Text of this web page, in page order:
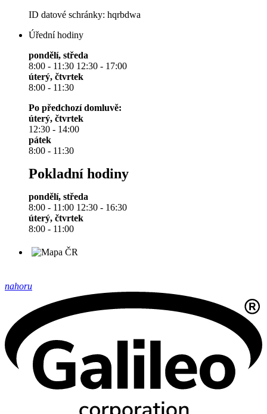
ID datové schránky: hqrbdwa
Úřední hodiny
pondělí, středa
8:00 - 11:30 12:30 - 17:00
úterý, čtvrtek
8:00 - 11:30
Po předchozí domluvě:
úterý, čtvrtek
12:30 - 14:00
pátek
8:00 - 11:30
Pokladní hodiny
pondělí, středa
8:00 - 11:00 12:30 - 16:30
úterý, čtvrtek
8:00 - 11:00
nahoru